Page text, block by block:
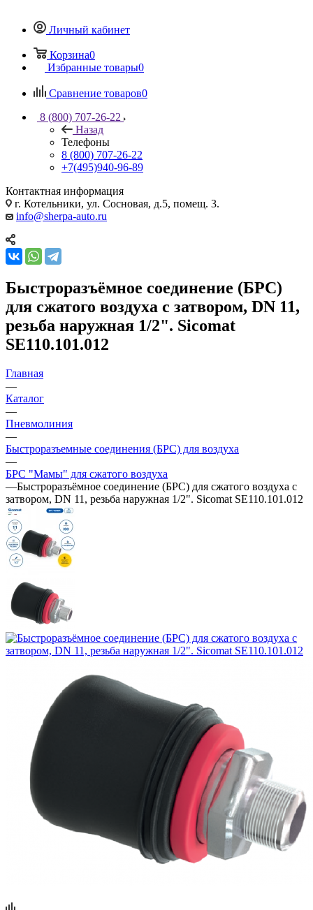
Личный кабинет
Корзина0
Избранные товары0
Сравнение товаров0
8 (800) 707-26-22
Назад
Телефоны
8 (800) 707-26-22
+7(495)940-96-89
Контактная информация
г. Котельники, ул. Сосновая, д.5, помещ. 3.
info@sherpa-auto.ru
Быстроразъёмное соединение (БРС)
для сжатого воздуха с затвором, DN 11,
резьба наружная 1/2". Sicomat
SE110.101.012
Главная
—
Каталог
—
Пневмолиния
—
Быстроразъемные соединения (БРС) для воздуха
—
БРС "Мамы" для сжатого воздуха
—Быстроразъёмное соединение (БРС) для сжатого воздуха с
затвором, DN 11, резьба наружная 1/2". Sicomat SE110.101.012